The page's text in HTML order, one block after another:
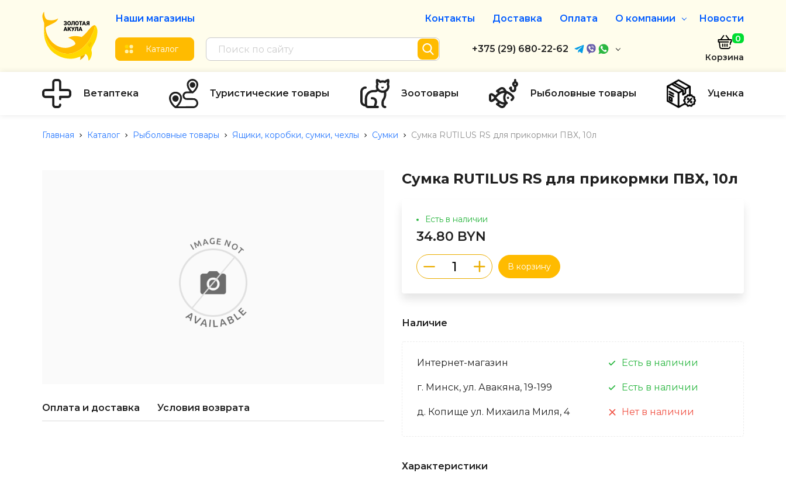
Наши магазины Контакты Доставка Оплата О компании
О нас
Дисконтная программа
Новости
Каталог +375 (29) 680-22-62
Интернет-магазин
тел. А1
Заказать звонок
info@zolotayaakula.by
0
Корзина
Ветаптека Туристические товары Зоотовары Рыболовные товары Уценка
Главная Каталог Рыболовные товары Ящики, коробки, сумки, чехлы Сумки Сумка RUTILUS RS для прикормки ПВХ, 10л
Оплата и доставка Условия возврата
Сумка RUTILUS RS для прикормки ПВХ, 10л
Есть в наличии
34.80 BYN
В корзину
Наличие
Интернет-магазин Есть в наличии
г. Минск, ул. Авакяна, 19-199 Есть в наличии
д. Копище ул. Михаила Миля, 4 Нет в наличии
Характеристики